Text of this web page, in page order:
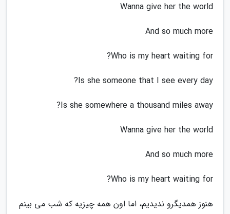
Wanna give her the world
And so much more
Who is my heart waiting for?
Is she someone that I see every day?
Is she somewhere a thousand miles away?
Wanna give her the world
And so much more
Who is my heart waiting for?
هنوز همدیگرو ندیدیم، اما اون همه چیزیه که شب می بینم